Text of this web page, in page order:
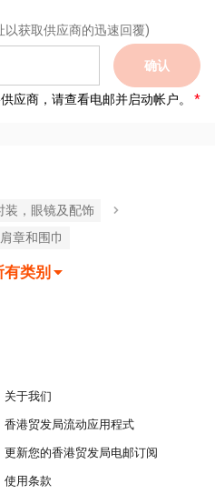
获取供应商的迅速回覆)
确认
应商，请查看电邮并启动帐户。
装，眼镜及配饰
章和围巾
类别
关于我们
香港贸发局流动应用程式
更新您的香港贸发局电邮订阅
使用条款